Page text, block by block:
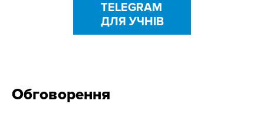
TELEGRAM
ДЛЯ УЧНІВ
Обговорення